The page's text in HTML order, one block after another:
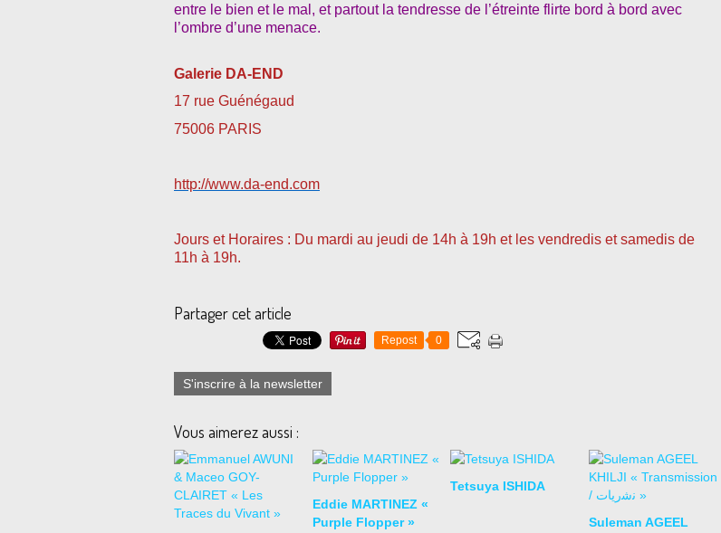
entre le bien et le mal, et partout la tendresse de l’étreinte flirte bord à bord avec
l’ombre d’une menace.
Galerie DA-END
17 rue Guénégaud
75006 PARIS
http://www.da-end.com
Jours et Horaires : Du mardi au jeudi de 14h à 19h et les vendredis et samedis de
11h à 19h.
Partager cet article
Repost 0
S'inscrire à la newsletter
Vous aimerez aussi :
Eddie MARTINEZ «
Purple Flopper »
Tetsuya ISHIDA
Suleman AGEEL